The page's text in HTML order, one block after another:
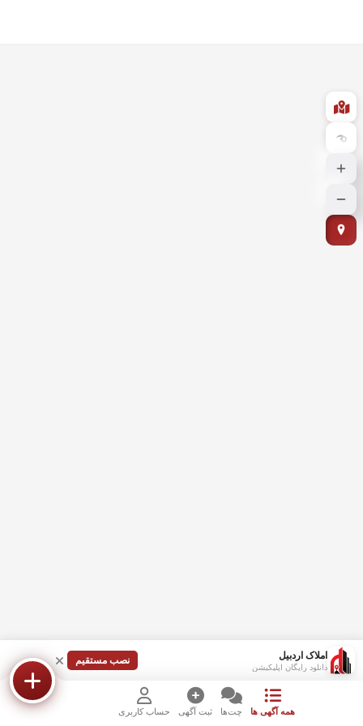
املاک اردبیل
دانلود رایگان اپلیکیشن
نصب مستقیم
همه آگهی ها چت‌ها ثبت آگهی حساب کاربری